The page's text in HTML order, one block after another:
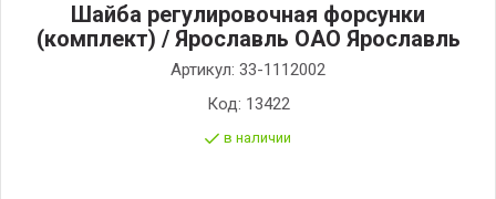
Шайба регулировочная форсунки
(комплект) / Ярославль ОАО Ярославль
Артикул: 33-1112002
Код: 13422
в наличии